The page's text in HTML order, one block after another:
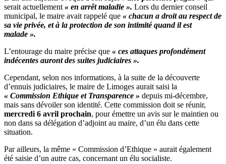
serait actuellement « en arrêt maladie ». Lors du dernier conseil
municipal, le maire avait rappelé que « chacun a droit au respect de
sa vie privée, et à la protection de son intimité quand il est
malade ».
L’entourage du maire précise que « ces attaques profondément
indécentes auront des suites judiciaires ».
Cependant, selon nos informations, à la suite de la découverte
d’ennuis judiciaires, le maire de Limoges aurait saisi la
« Commission Ethique et Transparence » depuis mi-décembre,
mais sans dévoiler son identité. Cette commission doit se réunir,
mercredi 6 avril prochain, pour émettre un avis sur le maintien ou
non dans sa délégation d’adjoint au maire, d’un élu dans cette
situation.
Par ailleurs, la même « Commission d’Ethique » aurait également
été saisie d’un autre cas, concernant un élu socialiste.